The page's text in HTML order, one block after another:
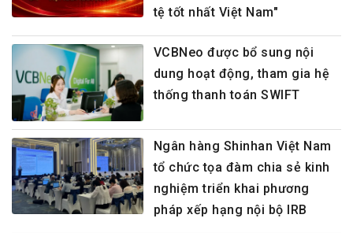
tệ tốt nhất Việt Nam"
VCBNeo được bổ sung nội
dung hoạt động, tham gia hệ
thống thanh toán SWIFT
Ngân hàng Shinhan Việt Nam
tổ chức tọa đàm chia sẻ kinh
nghiệm triển khai phương
pháp xếp hạng nội bộ IRB